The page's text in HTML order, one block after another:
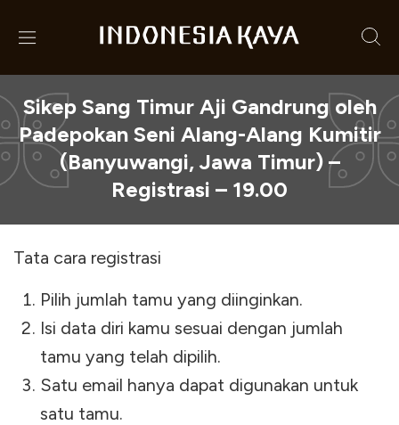
Sikep Sang Timur Aji Gandrung oleh
Padepokan Seni Alang-Alang Kumitir
(Banyuwangi, Jawa Timur) –
Registrasi – 19.00
Tata cara registrasi
Pilih jumlah tamu yang diinginkan.
Isi data diri kamu sesuai dengan jumlah
tamu yang telah dipilih.
Satu email hanya dapat digunakan untuk
satu tamu.